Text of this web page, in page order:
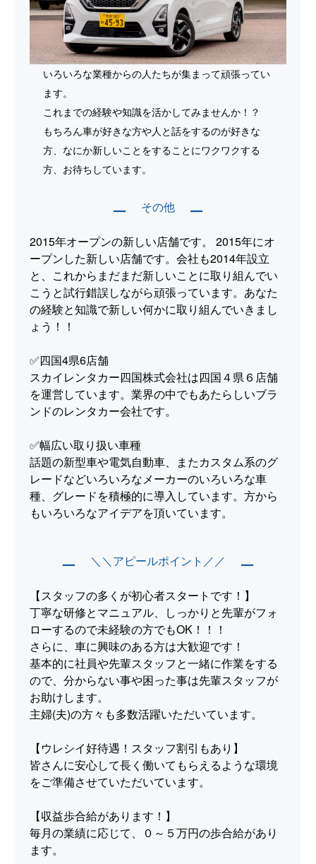
いろいろな業種からの人たちが集まって頑張ってい
ます。
これまでの経験や知識を活かしてみませんか！？
もちろん車が好きな方や人と話をするのが好きな
方、なにか新しいことをすることにワクワクする
方、お待ちしています。
ー その他 ー
2015年オープンの新しい店舗です。 2015年にオ
ープンした新しい店舗です。会社も2014年設立
と、これからまだまだ新しいことに取り組んでい
こうと試行錯誤しながら頑張っています。あなた
の経験と知識で新しい何かに取り組んでいきまし
ょう！！
✅四国4県6店舗
スカイレンタカー四国株式会社は四国４県６店舗
を運営しています。業界の中でもあたらしいブラ
ンドのレンタカー会社です。
✅幅広い取り扱い車種
話題の新型車や電気自動車、またカスタム系のグ
レードなどいろいろなメーカーのいろいろな車
種、グレードを積極的に導入しています。方から
もいろいろなアイデアを頂いています。
ー ＼＼アピールポイント／／ ー
【スタッフの多くが初心者スタートです！】
丁寧な研修とマニュアル、しっかりと先輩がフォ
ローするので未経験の方でもOK！！！
さらに、車に興味のある方は大歓迎です！
基本的に社員や先輩スタッフと一緒に作業をする
ので、分からない事や困った事は先輩スタッフが
お助けします。
主婦(夫)の方々も多数活躍いただいています。
【ウレシイ好待遇！スタッフ割引もあり】
皆さんに安心して長く働いてもらえるような環境
をご準備させていただいています。
【収益歩合給があります！】
毎月の業績に応じて、０～５万円の歩合給があり
ます。